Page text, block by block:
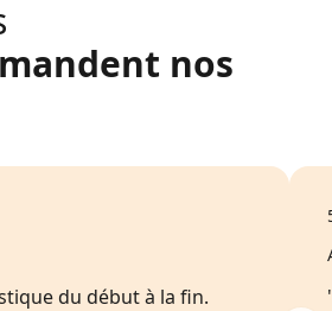
nos
du début à la fin.